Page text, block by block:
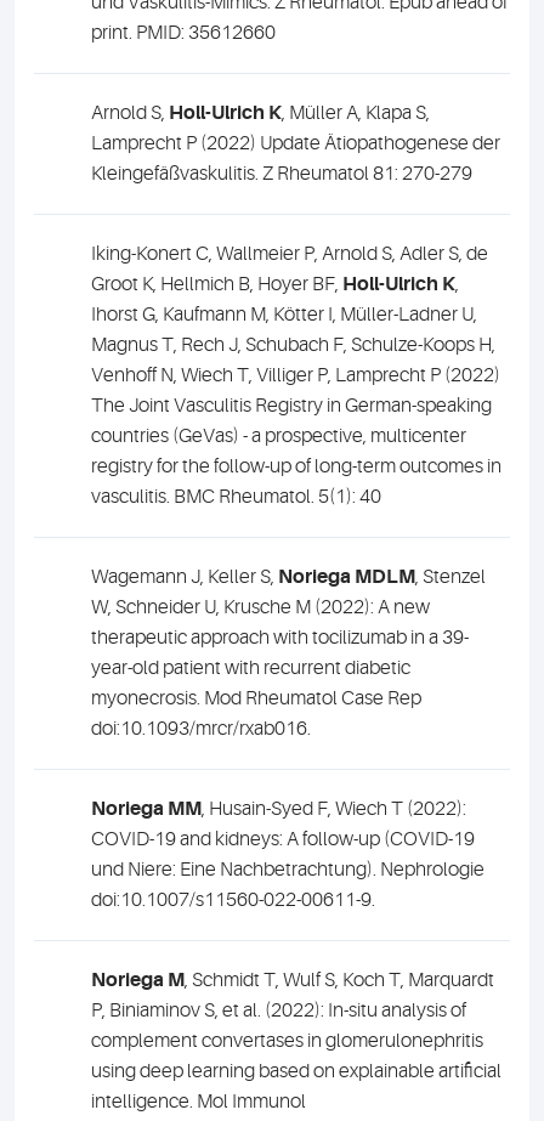
print. PMID: 35612660
Arnold S, Holl-Ulrich K, Müller A, Klapa S,
Lamprecht P (2022) Update Ätiopathogenese der
Kleingefäßvaskulitis. Z Rheumatol 81: 270-279
Iking-Konert C, Wallmeier P, Arnold S, Adler S, de
Groot K, Hellmich B, Hoyer BF, Holl-Ulrich K,
Ihorst G, Kaufmann M, Kötter I, Müller-Ladner U,
Magnus T, Rech J, Schubach F, Schulze-Koops H,
Venhoff N, Wiech T, Villiger P, Lamprecht P (2022)
The Joint Vasculitis Registry in German-speaking
countries (GeVas) - a prospective, multicenter
registry for the follow-up of long-term outcomes in
vasculitis. BMC Rheumatol. 5(1): 40
Wagemann J, Keller S, Noriega MDLM, Stenzel
W, Schneider U, Krusche M (2022): A new
therapeutic approach with tocilizumab in a 39-
year-old patient with recurrent diabetic
myonecrosis. Mod Rheumatol Case Rep
doi:10.1093/mrcr/rxab016.
Noriega MM, Husain-Syed F, Wiech T (2022):
COVID-19 and kidneys: A follow-up (COVID-19
und Niere: Eine Nachbetrachtung). Nephrologie
doi:10.1007/s11560-022-00611-9.
Noriega M, Schmidt T, Wulf S, Koch T, Marquardt
P, Biniaminov S, et al. (2022): In-situ analysis of
complement convertases in glomerulonephritis
using deep learning based on explainable artificial
intelligence. Mol Immunol